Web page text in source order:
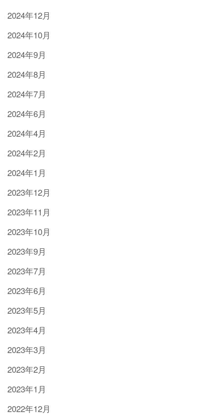
2024年12月
2024年10月
2024年9月
2024年8月
2024年7月
2024年6月
2024年4月
2024年2月
2024年1月
2023年12月
2023年11月
2023年10月
2023年9月
2023年7月
2023年6月
2023年5月
2023年4月
2023年3月
2023年2月
2023年1月
2022年12月